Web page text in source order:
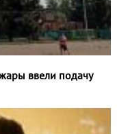
ввели подачу